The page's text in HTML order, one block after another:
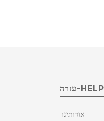
HELP-עזרה
אודותינו